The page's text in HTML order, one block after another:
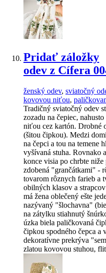
Pridať záložky
odev z Cífera
ženský odev, sviatočný
kovovou niťou,
Tradičný sviatočný odev
zozadu na čepiec,
niťou cez kartón. Drobné
(šitou čipkou). Medzi
na čepci a tou na temene
vyšívaná stuha. Rovnako
konce visia po chrbte
zdobená "grančátkami" -
tovarom rôznych farieb a
obilných klasov a
má žena oblečený ešte
nazývaný "šlochavna"
na zátylku stiahnutý
úzka biela paličkovaná
čipkou spodného čepca a
dekoratívne prekrýva
zlatou kovovou stuhou,